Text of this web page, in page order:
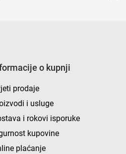
o kupnji
prodaje
i usluge
i rokovi isporuke
kupovine
plaćanje